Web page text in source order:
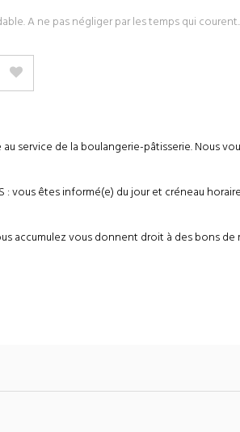
A ne pas négliger par les temps qui
au service de la boulangerie-pâtisserie. Nous
: vous êtes informé(e) du jour et créneau
accumulez vous donnent droit à des bons